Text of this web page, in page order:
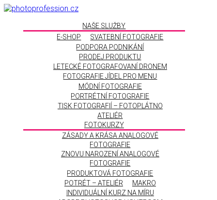
NAŠE SLUŽBY
E-SHOP
SVATEBNÍ FOTOGRAFIE
PODPORA PODNIKÁNÍ
PRODEJ PRODUKTU
LETECKÉ FOTOGRAFOVANÍ DRONEM
FOTOGRAFIE JÍDEL PRO MENU
MÓDNÍ FOTOGRAFIE
PORTRÉTNÍ FOTOGRAFIE
TISK FOTOGRAFIÍ – FOTOPLÁTNO
ATELIÉR
FOTOKURZY
ZÁSADY A KRÁSA ANALOGOVÉ
FOTOGRAFIE
ZNOVU NAROZENÍ ANALOGOVÉ
FOTOGRAFIE
PRODUKTOVÁ FOTOGRAFIE
POTRÉT – ATELIÉR
MAKRO
INDIVIDUÁLNÍ KURZ NA MÍRU